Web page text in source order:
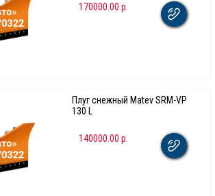
170000.00 р.
Плуг снежный Matev SRM-VP
130 L
140000.00 р.